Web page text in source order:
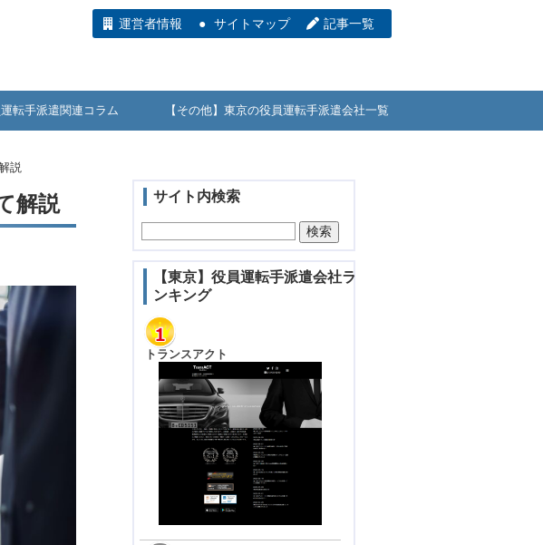
運営者情報 サイトマップ 記事一覧
転手派遣関連コラム 【その他】東京の役員運転手派遣会社一覧
説
解説 サイト内検索
【東京】役員運転手派遣会社ラ
ンキング
トランスアクト